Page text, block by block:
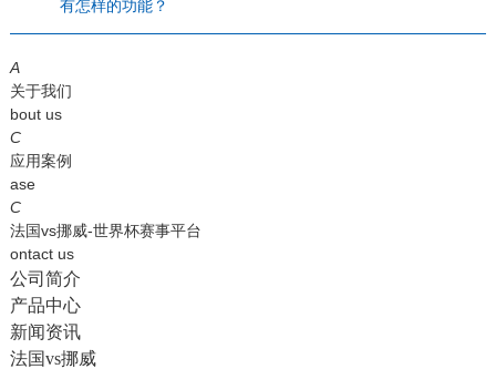
工程案例
解决方案
新闻资讯
法国vs挪威
行业资讯
常见问题
法国vs挪威-世界杯赛事平台
有怎样的功能？
A
关于我们
bout us
C
应用案例
ase
C
法国vs挪威-世界杯赛事平台
ontact us
公司简介
产品中心
新闻资讯
法国vs挪威